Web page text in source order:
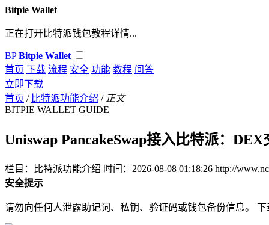
Bitpie Wallet
正在打开比特派钱包教程详情...
BP Bitpie Wallet
首页 下载 流程 安全 功能 教程 问答
立即下载
首页 / 比特派功能介绍 / 正文
BITPIE WALLET GUIDE
Uniswap PancakeSwap接入比特派：
栏目：比特派功能介绍 时间：2026-08-08 01:18:26 http://
安全提示
请勿向任何人泄露助记词、私钥、验证码或钱包备份信息。